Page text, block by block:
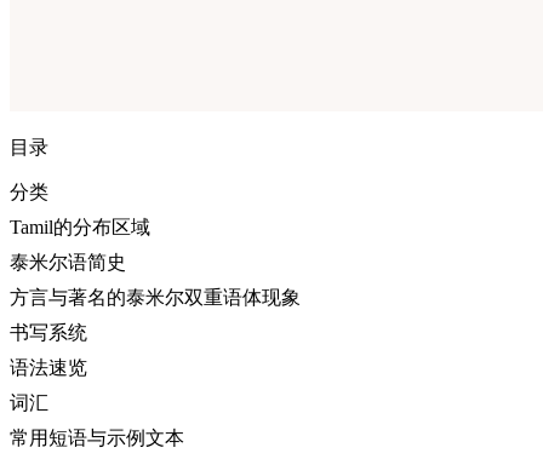
目录
分类
Tamil的分布区域
泰米尔语简史
方言与著名的泰米尔双重语体现象
书写系统
语法速览
词汇
常用短语与示例文本